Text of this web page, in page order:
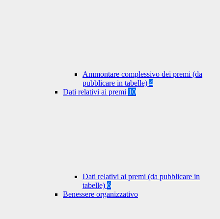
Ammontare complessivo dei premi (da
pubblicare in tabelle) 4
Dati relativi ai premi 10
Dati relativi ai premi (da pubblicare in
tabelle) 6
Benessere organizzativo